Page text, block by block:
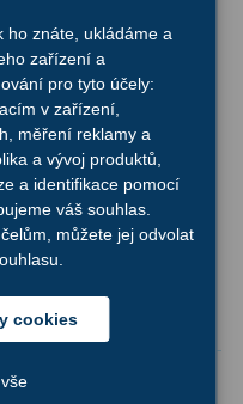
Arca-Swiss lištu se
kompatibilitu s
na trhu. L-lišta s
umožňuje připojit
stativovým
se skloněným 45°
délku 130 mm a je
snadnou montáž
kg
ho znáte, ukládáme a
zařízení a
pro tyto účely:
v zařízení,
měření reklamy a
a vývoj produktů,
a identifikace pomocí
váš souhlas.
můžete jej odvolat
cookies